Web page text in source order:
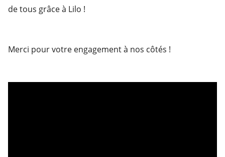
de tous grâce à Lilo !
Merci pour votre engagement à nos côtés !